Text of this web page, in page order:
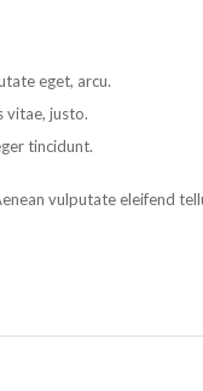
eget, arcu.
vitae, justo.
tincidunt.
vulputate eleifend